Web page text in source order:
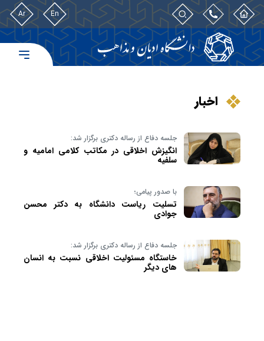
En
Ar
اخبار
جلسه دفاع از رساله دکتری برگزار شد:
انگیزش اخلاقی در مکاتب کلامی امامیه و
سلفیه
با صدور پیامی؛
تسلیت ریاست دانشگاه به دکتر محسن
جوادی
جلسه دفاع از رساله دکتری برگزار شد:
خاستگاه مسئولیت اخلاقی نسبت به انسان
های دیگر